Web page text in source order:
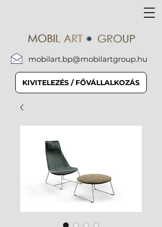
mobilart.bp@mobilartgroup.hu
KIVITELEZÉS / FŐVÁLLALKOZÁS